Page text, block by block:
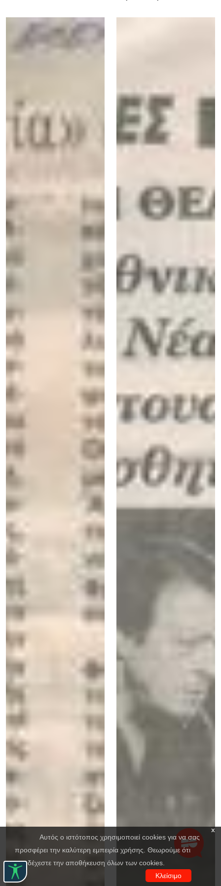
x
Αυτός ο ιστότοπος χρησιμοποιεί cookies για να σας
προσφέρει την καλύτερη εμπειρία χρήσης. Θεωρούμε ότι
αποδέχεστε την αποθήκευση όλων των cookies.
Κλείσιμο